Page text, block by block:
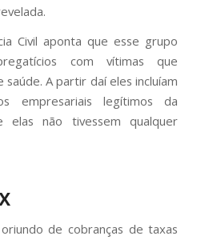
Civil aponta que esse grupo
com vítimas que
A partir daí eles incluíam
empresariais legítimos da
elas não tivessem qualquer
de cobranças de taxas